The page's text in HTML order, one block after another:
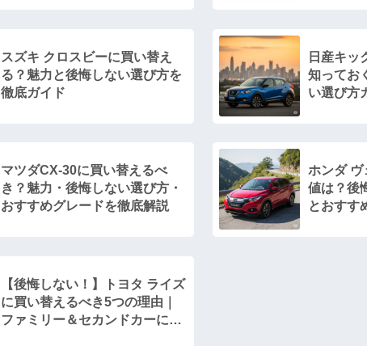
スズキ クロスビーに買い替え
る？魅力と後悔しない選び方を
徹底ガイド
日産キッ
知ってお
い選び方
マツダCX-30に買い替えるべ
き？魅力・後悔しない選び方・
おすすめグレードを徹底解説
ホンダ ヴ
値は？後
とおすす
【後悔しない！】トヨタ ライズ
に買い替えるべき5つの理由｜
ファミリー＆セカンドカーに最